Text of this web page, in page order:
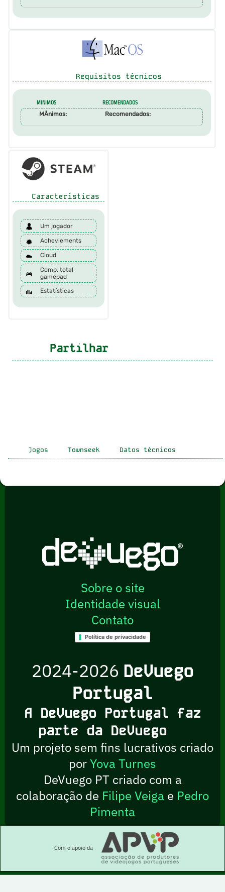
Requisitos técnicos
MINIMOS RECOMENDADOS
MÃ­nimos: Recomendados:
Características
Um jogador
Acheviements
Cloud
Comp. total
gamepad
Estatísticas
Partilhar
Jogos Townseek Datos técnicos
Sobre o site
Identidade visual
Contato
Política de privacidade
2024-2026 DeVuego
Portugal
A DeVuego Portugal faz
parte da DeVuego
Um projeto sem fins lucrativos criado
porYova Turnes
DeVuego PT criado com a
colaboração de Filipe Veiga e Pedro
Pimenta
Com o apoio da